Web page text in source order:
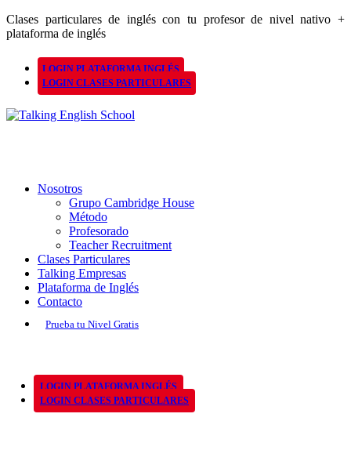
Clases particulares de inglés con tu profesor de nivel nativo +
plataforma de inglés
LOGIN PLATAFORMA INGLÉS
LOGIN CLASES PARTICULARES
Nosotros
Grupo Cambridge House
Método
Profesorado
Teacher Recruitment
Clases Particulares
Talking Empresas
Plataforma de Inglés
Contacto
Prueba tu Nivel Gratis
LOGIN PLATAFORMA INGLÉS
LOGIN CLASES PARTICULARES